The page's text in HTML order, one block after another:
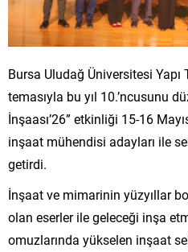
Bursa Uludağ Üniversitesi Yapı
temasıyla bu yıl 10.’ncusunu
İnşaası’26” etkinliği 15-16
inşaat mühendisi adayları ile
getirdi.
İnşaat ve mimarinin yüzyıllar
olan eserler ile geleceği inşa
omuzlarında yükselen inşaat